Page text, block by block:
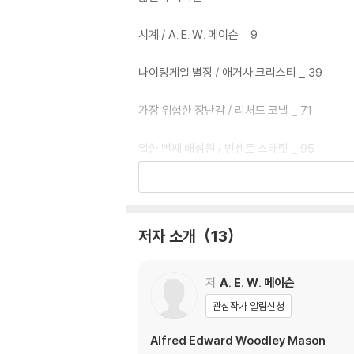
시계 / A. E. W. 메이슨 _ 9
나이팅게일 별장 / 애거사 크리스티 _ 39
가장 위험한 장난감 / 리처드 코넬 _ 71
열한 번째 배심원 / 빈센트 스태릿 _ 95
은가면 / 휴. S. 월폴 _ 249
두 개의 양념병 / 로드 던세이니 _ 285
저자 소개 13
저 A. E. W. 메이슨
관심작가 알림신청
Alfred Edward Woodley Mason